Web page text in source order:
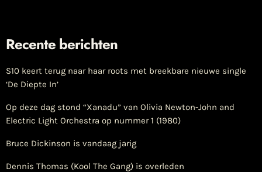
Recente berichten
S10 keert terug naar haar roots met breekbare nieuwe single
‘De Diepte In’
Op deze dag stond “Xanadu” van Olivia Newton-John and
Electric Light Orchestra op nummer 1 (1980)
Bruce Dickinson is vandaag jarig
Dennis Thomas (Kool The Gang) is overleden